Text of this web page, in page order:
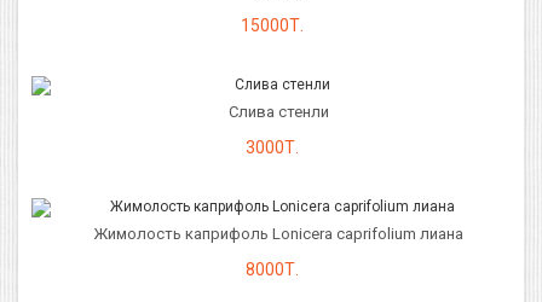
15000Т.
Слива стенли
3000Т.
Жимолость каприфоль Lonicera caprifolium лиана
8000Т.